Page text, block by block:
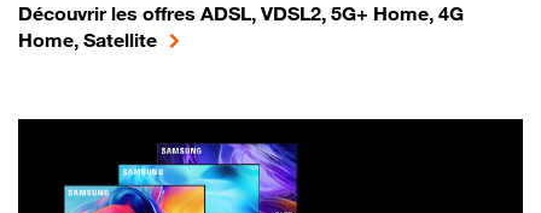
Découvrir les offres ADSL, VDSL2, 5G+ Home, 4G
Home, Satellite